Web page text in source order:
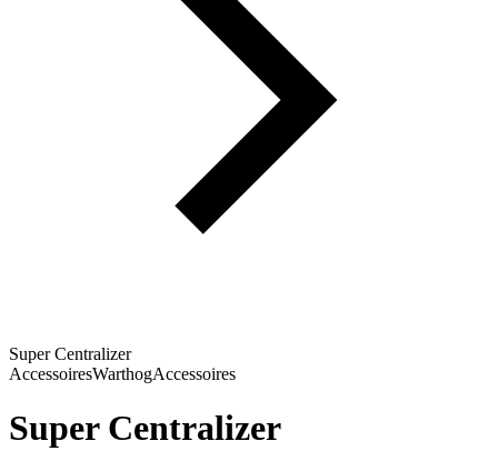
Super Centralizer
AccessoiresWarthogAccessoires
Super Centralizer